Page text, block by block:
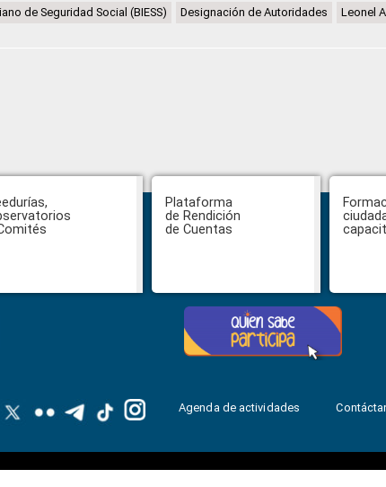
de Seguridad Social (BIESS) Designación de Autoridades Leonel
Plataforma
de Rendición
de Cuentas
CPCCS
Veeduría
autoridad de
Agenda de actividades